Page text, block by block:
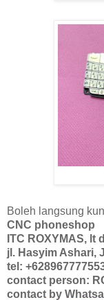
Boleh langsung
CNC phoneshop
ITC ROXYMAS, lt
jl. Hasyim Ashari,
tel:
contact person:
contact by